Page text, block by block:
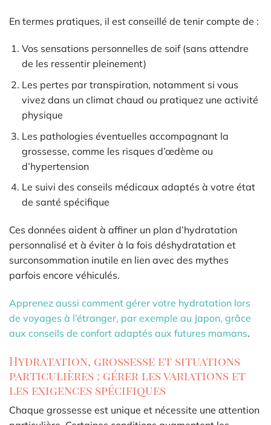
En termes pratiques, il est conseillé de tenir compte de :
Vos sensations personnelles de soif (sans attendre
de les ressentir pleinement)
Les pertes par transpiration, notamment si vous
vivez dans un climat chaud ou pratiquez une activité
physique
Les pathologies éventuelles accompagnant la
grossesse, comme les risques d’œdème ou
d’hypertension
Le suivi des conseils médicaux adaptés à votre état
de santé spécifique
Ces données aident à affiner un plan d’hydratation
personnalisé et à éviter à la fois déshydratation et
surconsommation inutile en lien avec des mythes
parfois encore véhiculés.
Apprenez aussi comment gérer votre hydratation lors
de voyages à l’étranger, par exemple au Japon, grâce
aux conseils de confort adaptés aux futures mamans.
Hydratation, grossesse et situations
particulières : gérer les variations et
les exigences spécifiques
Chaque grossesse est unique et nécessite une attention